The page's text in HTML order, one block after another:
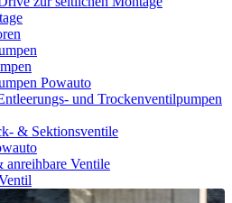
Powauto
und Trockenventilpumpen
& Sektionsventile
anreihbare Ventile